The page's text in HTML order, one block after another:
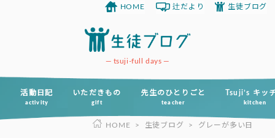
ツ
tsuji-full days
活動日記
activity
いただきもの
gift
先生のひとりごと
teacher
Tsuji’s キッ
kitchen
HOME 辻だより 生徒ブログ
HOME > 生徒ブログ > グレーが多い日